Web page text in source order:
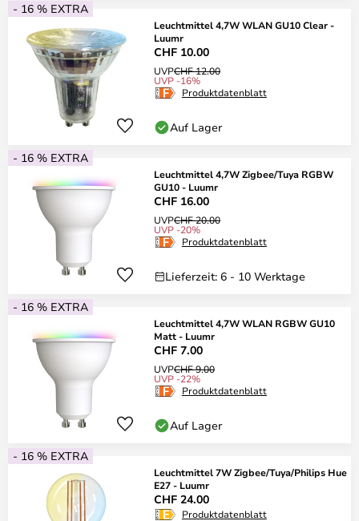
- 16 % EXTRA
Leuchtmittel 4,7W WLAN GU10 Clear -
Luumr
CHF 10.00
UVPCHF 12.00
UVP -16%
Produktdatenblatt
Auf Lager
- 16 % EXTRA
Leuchtmittel 4,7W Zigbee/Tuya RGBW
GU10 - Luumr
CHF 16.00
UVPCHF 20.00
UVP -20%
Produktdatenblatt
Lieferzeit: 6 - 10 Werktage
- 16 % EXTRA
Leuchtmittel 4,7W WLAN RGBW GU10
Matt - Luumr
CHF 7.00
UVPCHF 9.00
UVP -22%
Produktdatenblatt
Auf Lager
- 16 % EXTRA
Leuchtmittel 7W Zigbee/Tuya/Philips Hue
E27 - Luumr
CHF 24.00
Produktdatenblatt